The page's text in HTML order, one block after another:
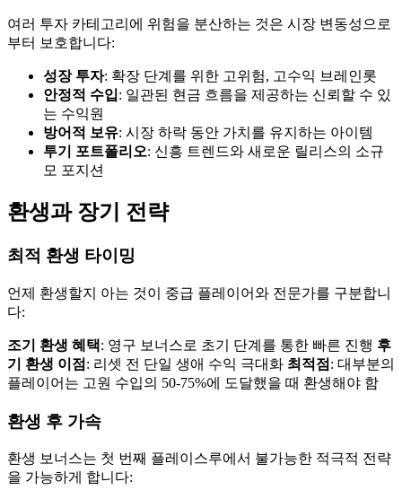
여러 투자 카테고리에 위험을 분산하는 것은 시장 변동성으로
부터 보호합니다:
성장 투자: 확장 단계를 위한 고위험, 고수익 브레인롯
안정적 수입: 일관된 현금 흐름을 제공하는 신뢰할 수 있
는 수익원
방어적 보유: 시장 하락 동안 가치를 유지하는 아이템
투기 포트폴리오: 신흥 트렌드와 새로운 릴리스의 소규
모 포지션
환생과 장기 전략
최적 환생 타이밍
언제 환생할지 아는 것이 중급 플레이어와 전문가를 구분합니
다:
조기 환생 혜택: 영구 보너스로 초기 단계를 통한 빠른 진행 후
기 환생 이점 : 리셋 전 단일 생애 수익 극대화 최적점 : 대부분의
플레이어는 고원 수입의 50-75%에 도달했을 때 환생해야 함
환생 후 가속
환생 보너스는 첫 번째 플레이스루에서 불가능한 적극적 전략
을 가능하게 합니다: